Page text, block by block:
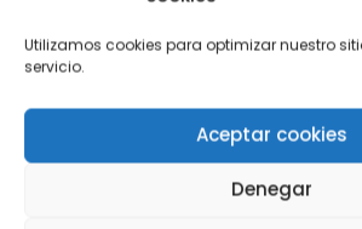
Utilizamos cookies para optimizar nuestro
servicio.
Aceptar cookies
Denegar